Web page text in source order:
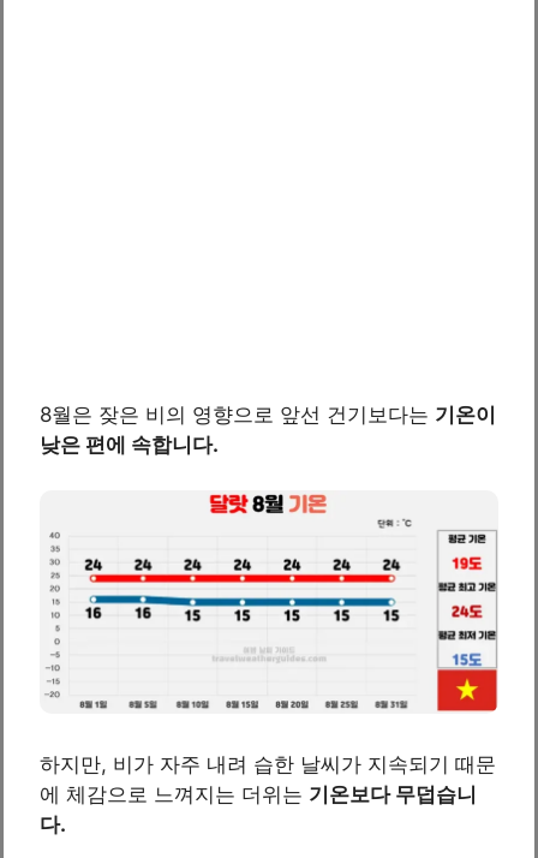
8월은 잦은 비의 영향으로 앞선 건기보다는 기온이
낮은 편에 속합니다.
하지만, 비가 자주 내려 습한 날씨가 지속되기 때문
에 체감으로 느껴지는 더위는 기온보다 무덥습니
다.